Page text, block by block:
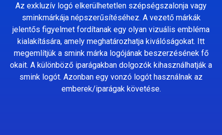
Az exkluzív logó elkerülhetetlen szépségszalonja vagy
sminkmárkája népszerűsítéséhez. A vezető márkák
jelentős figyelmet fordítanak egy olyan vizuális embléma
kialakítására, amely meghatározhatja kiválóságokat. Itt
megemlítjük a smink márka logójának beszerzésének fő
okait. A különböző iparágakban dolgozók kihasználhatják a
smink logót. Azonban egy vonzó logót használnak az
emberek/iparágak követése.